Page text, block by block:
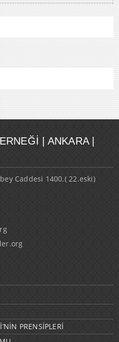
| ANKARA |
Caddesi 1400.( 22.eski)
PRENSİPLERİ